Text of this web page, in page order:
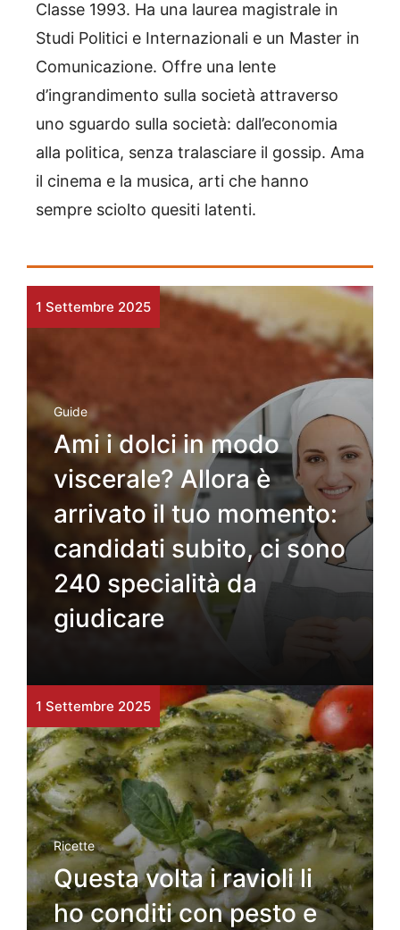
Classe 1993. Ha una laurea magistrale in
Studi Politici e Internazionali e un Master in
Comunicazione. Offre una lente
d’ingrandimento sulla società attraverso
uno sguardo sulla società: dall’economia
alla politica, senza tralasciare il gossip. Ama
il cinema e la musica, arti che hanno
sempre sciolto quesiti latenti.
1 Settembre 2025
Guide
Ami i dolci in modo
viscerale? Allora è
arrivato il tuo momento:
candidati subito, ci sono
240 specialità da
giudicare
1 Settembre 2025
Ricette
Questa volta i ravioli li
ho conditi con pesto e